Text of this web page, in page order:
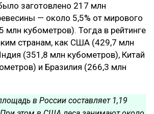
заготовлено 217 млн
— около 5,5% от мирового
млн кубометров). Тогда в рейтинге
странам, как США (429,7 млн
(351,8 млн кубометров), Китай
и Бразилия (266,3 млн
в России составляет 1,19